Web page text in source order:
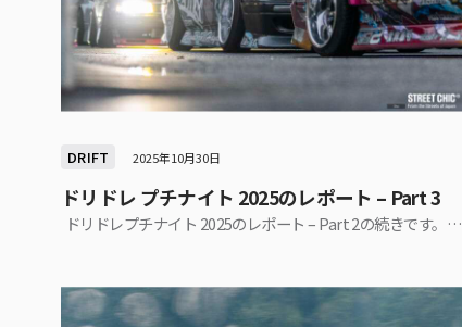
DRIFT 2025年10月30日
ドリドレ プチナイト 2025のレポート – Part 3
ドリドレプチナイト 2025のレポート – Part 2の続きです。…